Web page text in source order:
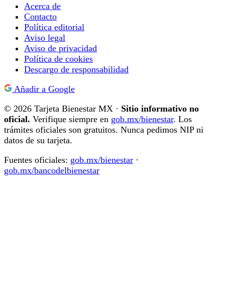
Acerca de
Contacto
Política editorial
Aviso legal
Aviso de privacidad
Política de cookies
Descargo de responsabilidad
Añadir a Google
© 2026 Tarjeta Bienestar MX · Sitio informativo no
oficial. Verifique siempre en gob.mx/bienestar. Los
trámites oficiales son gratuitos. Nunca pedimos NIP ni
datos de su tarjeta.
Fuentes oficiales: gob.mx/bienestar ·
gob.mx/bancodelbienestar